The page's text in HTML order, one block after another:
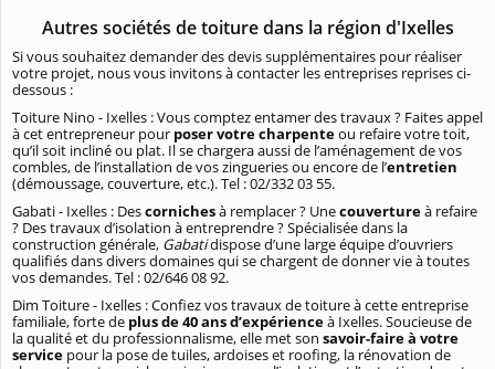
Autres sociétés de toiture dans la région d'Ixelles
Si vous souhaitez demander des devis supplémentaires pour réaliser
votre projet, nous vous invitons à contacter les entreprises reprises ci-
dessous :
Toiture Nino - Ixelles : Vous comptez entamer des travaux ? Faites appel
à cet entrepreneur pour poser votre charpenteou refaire votre toit,
qu’il soit incliné ou plat. Il se chargera aussi de l’aménagement de vos
combles, de l’installation de vos zingueries ou encore de l’entretien
(démoussage, couverture, etc.). Tel : 02/332 03 55.
Gabati - Ixelles : Descornichesà remplacer ? Unecouvertureà refaire
? Des travaux d’isolation à entreprendre ? Spécialisée dans la
construction générale, Gabatidispose d’une large équipe d’ouvriers
qualifiés dans divers domaines qui se chargent de donner vie à toutes
vos demandes. Tel :02/646 08 92.
Dim Toiture - Ixelles : Confiez vos travaux de toiture à cette entreprise
familiale, forte de plus de 40 ans d’expérienceà Ixelles. Soucieuse de
la qualité et du professionnalisme, elle met son savoir-faire à votre
service pour la pose de tuiles, ardoises et roofing, la rénovation de